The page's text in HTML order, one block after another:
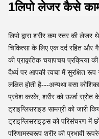
1लिपो लेजर कैसे
लिपो द्वारा शरीर कम स्तर की
चिकित्सा के लिए एक दर्द रहित
की प्राकृतिक चयापचय प्रक्रिया
दैर्ध्य पर आपकी त्वचा में सुरक्षित
लक्षित होती है---अन्यथा वसा
प्रवेश करके, शरीर को ऊर्जा
ट्राइग्लिसराइड सामग्री को जारी
ट्राइग्लिसराइड्स को परिसंचरण
परिणामस्वरूप शरीर की प्रभावी